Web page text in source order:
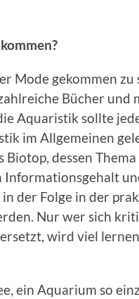
Mode gekommen zu
Bücher und
Aquaristik sollte
im Allgemeinen
Biotop, dessen
der Folge in der
Nur wer sich
wird viel
ein Aquarium so